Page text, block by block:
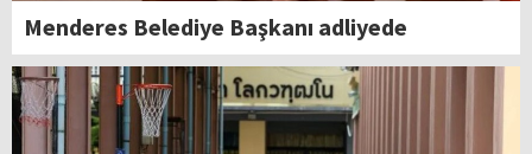
Menderes Belediye Başkanı adliyede